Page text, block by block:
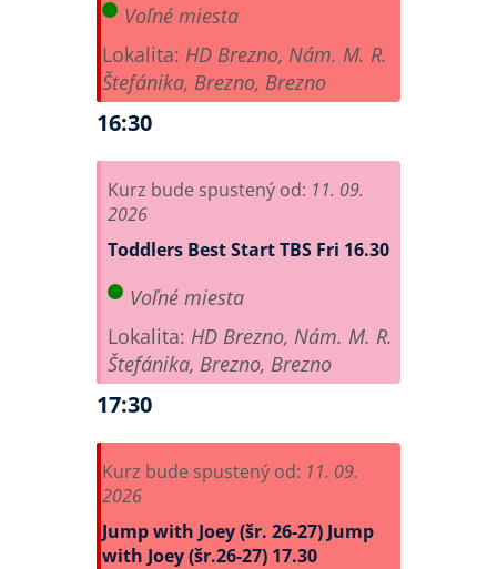
Voľné miesta
Lokalita: HD Brezno, Nám. M. R.
Štefánika, Brezno, Brezno
16:30
Kurz bude spustený od: 11. 09.
2026
Toddlers Best Start TBS Fri 16.30
Voľné miesta
Lokalita: HD Brezno, Nám. M. R.
Štefánika, Brezno, Brezno
17:30
Kurz bude spustený od: 11. 09.
2026
Jump with Joey (šr. 26-27) Jump
with Joey (šr.26-27) 17.30